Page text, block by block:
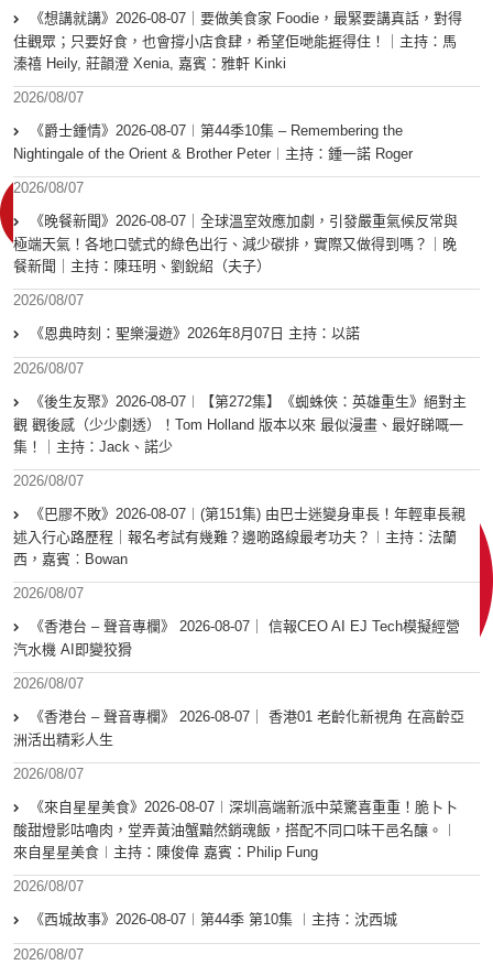
《想講就講》2026-08-07｜要做美食家 Foodie，最緊要講真話，對得
住觀眾；只要好食，也會撐小店食肆，希望佢哋能捱得住！｜主持：馬
溱禧 Heily, 莊韻澄 Xenia, 嘉賓：雅軒 Kinki
2026/08/07
《爵士鍾情》2026-08-07︱第44季10集 – Remembering the
Nightingale of the Orient & Brother Peter︱主持：鍾一諾 Roger
2026/08/07
《晚餐新聞》2026-08-07｜全球溫室效應加劇，引發嚴重氣候反常與
極端天氣！各地口號式的綠色出行、減少碳排，實際又做得到嗎？｜晚
餐新聞｜主持：陳珏明、劉銳紹（夫子）
2026/08/07
《恩典時刻：聖樂漫遊》2026年8月07日 主持：以諾
2026/08/07
《後生友聚》2026-08-07︱【第272集】《蜘蛛俠：英雄重生》絕對主
觀 觀後感（少少劇透）！Tom Holland 版本以來 最似漫畫、最好睇嘅一
集！｜主持：Jack、諾少
2026/08/07
《巴膠不敗》2026-08-07︱(第151集) 由巴士迷變身車長！年輕車長親
述入行心路歷程｜報名考試有幾難？邊啲路線最考功夫？︱主持：法蘭
西，嘉賓︰Bowan
2026/08/07
《香港台 – 聲音專欄》 2026-08-07｜ 信報CEO AI EJ Tech模擬經營
汽水機 AI即變狡猾
2026/08/07
《香港台 – 聲音專欄》 2026-08-07｜ 香港01 老齡化新視角 在高齡亞
洲活出精彩人生
2026/08/07
《來自星星美食》2026-08-07︱深圳高端新派中菜驚喜重重！脆卜卜
酸甜燈影咕嚕肉，堂弄黃油蟹黯然銷魂飯，搭配不同口味干邑名釀。︱
來自星星美食︱主持：陳俊偉 嘉賓：Philip Fung
2026/08/07
《西城故事》2026-08-07︱第44季 第10集 ︱主持：沈西城
2026/08/07